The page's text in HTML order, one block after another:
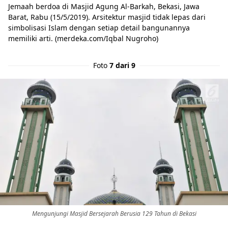
Jemaah berdoa di Masjid Agung Al-Barkah, Bekasi, Jawa
Barat, Rabu (15/5/2019). Arsitektur masjid tidak lepas dari
simbolisasi Islam dengan setiap detail bangunannya
memiliki arti. (merdeka.com/Iqbal Nugroho)
Foto 7 dari 9
Mengunjungi Masjid Bersejarah Berusia 129 Tahun di Bekasi